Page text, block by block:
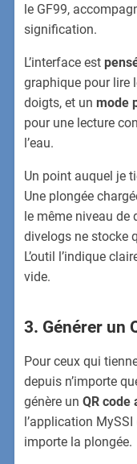
le GF99,
signification.
L’interface est
graphique pour lire
doigts, et unmode
pour une lecture
l’eau.
Un point auquel je
Une plongée
le même niveau de
divelogs ne stocke
L’outil l’indique
vide.
3. Générer un
Pour ceux qui
depuis n’importe
génère unQR code
l’application
importe la plongée.